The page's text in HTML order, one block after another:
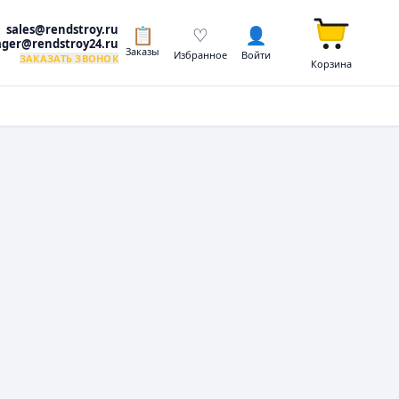
sales@rendstroy.ru
ЗАКАЗАТЬ ЗВОНОК
📋
Заказы
♡
Избранное
👤
Войти
Корзина